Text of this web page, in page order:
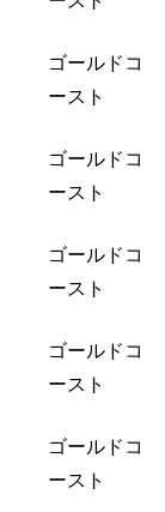
ゴールドコ
ースト
ゴールドコ
ースト
ゴールドコ
ースト
ゴールドコ
ースト
ゴールドコ
ースト